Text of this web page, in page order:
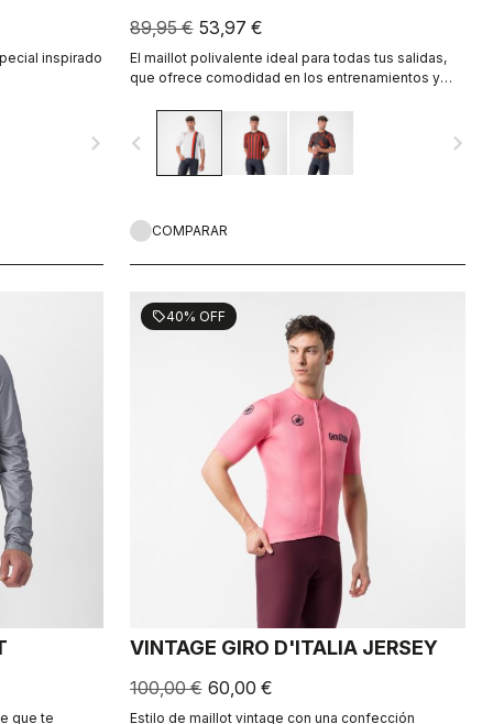
inspirado
navigate_next
89,95 € 53,97 €
El maillot polivalente ideal para todas tus salidas,
que ofrece comodidad en los entrenamientos y
navigate_before navigate_next
COMPARAR
que te
sell40% OFF
VINTAGE GIRO D'ITALIA JERSEY
100,00 € 60,00 €
Estilo de maillot vintage con una confección